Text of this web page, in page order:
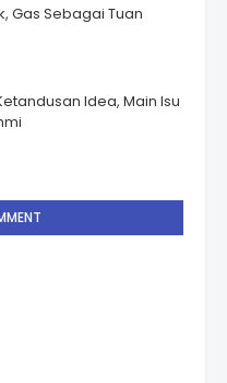
Gas Sebagai Tuan
Idea, Main Isu